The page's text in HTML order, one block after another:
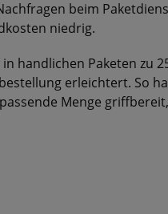
beim
niedrig.
handlichen Paketen zu
erleichtert. So
Menge